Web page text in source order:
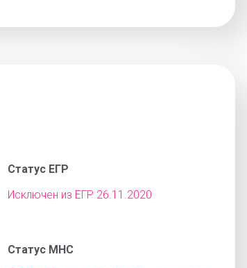
Статус ЕГР
Исключен из ЕГР 26.11.2020
Статус МНС